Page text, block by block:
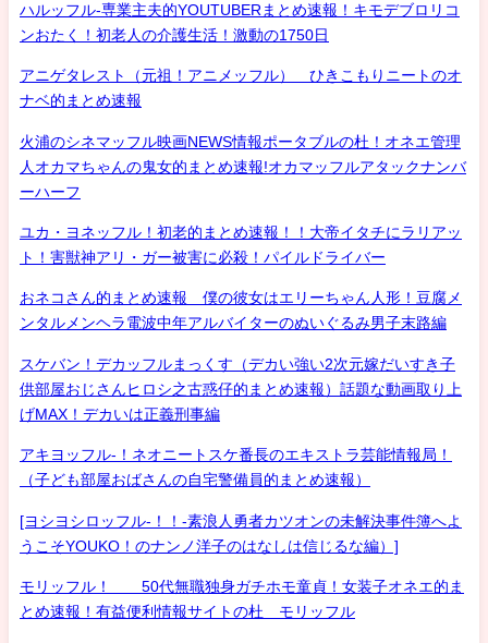
ハルッフル-専業主夫的YOUTUBERまとめ速報！キモデブロリコ
ンおたく！初老人の介護生活！激動の1750日
アニゲタレスト（元祖！アニメッフル） ひきこもりニートのオ
ナベ的まとめ速報
火浦のシネマッフル映画NEWS情報ポータブルの杜！オネエ管理
人オカマちゃんの鬼女的まとめ速報!オカマッフルアタックナンバ
ーハーフ
ユカ・ヨネッフル！初老的まとめ速報！！大帝イタチにラリアッ
ト！害獣神アリ・ガー被害に必殺！パイルドライバー
おネコさん的まとめ速報 僕の彼女はエリーちゃん人形！豆腐メ
ンタルメンヘラ電波中年アルバイターのぬいぐるみ男子末路編
スケバン！デカッフルまっくす（デカい強い2次元嫁だいすき子
供部屋おじさんヒロシ之古惑仔的まとめ速報）話題な動画取り上
げMAX！デカいは正義刑事編
アキヨッフル-！ネオニートスケ番長のエキストラ芸能情報局！
（子ども部屋おばさんの自宅警備員的まとめ速報）
[ヨシヨシロッフル-！！-素浪人勇者カツオンの未解決事件簿へよ
うこそYOUKO！のナンノ洋子のはなしは信じるな編）]
モリッフル！ 50代無職独身ガチホモ童貞！女装子オネエ的ま
とめ速報！有益便利情報サイトの杜 モリッフル